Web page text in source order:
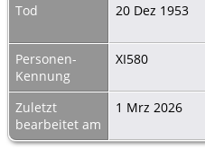
Tod
20 Dez 1953
Personen-
Kennung
XI580
Zuletzt
bearbeitet am
1 Mrz 2026